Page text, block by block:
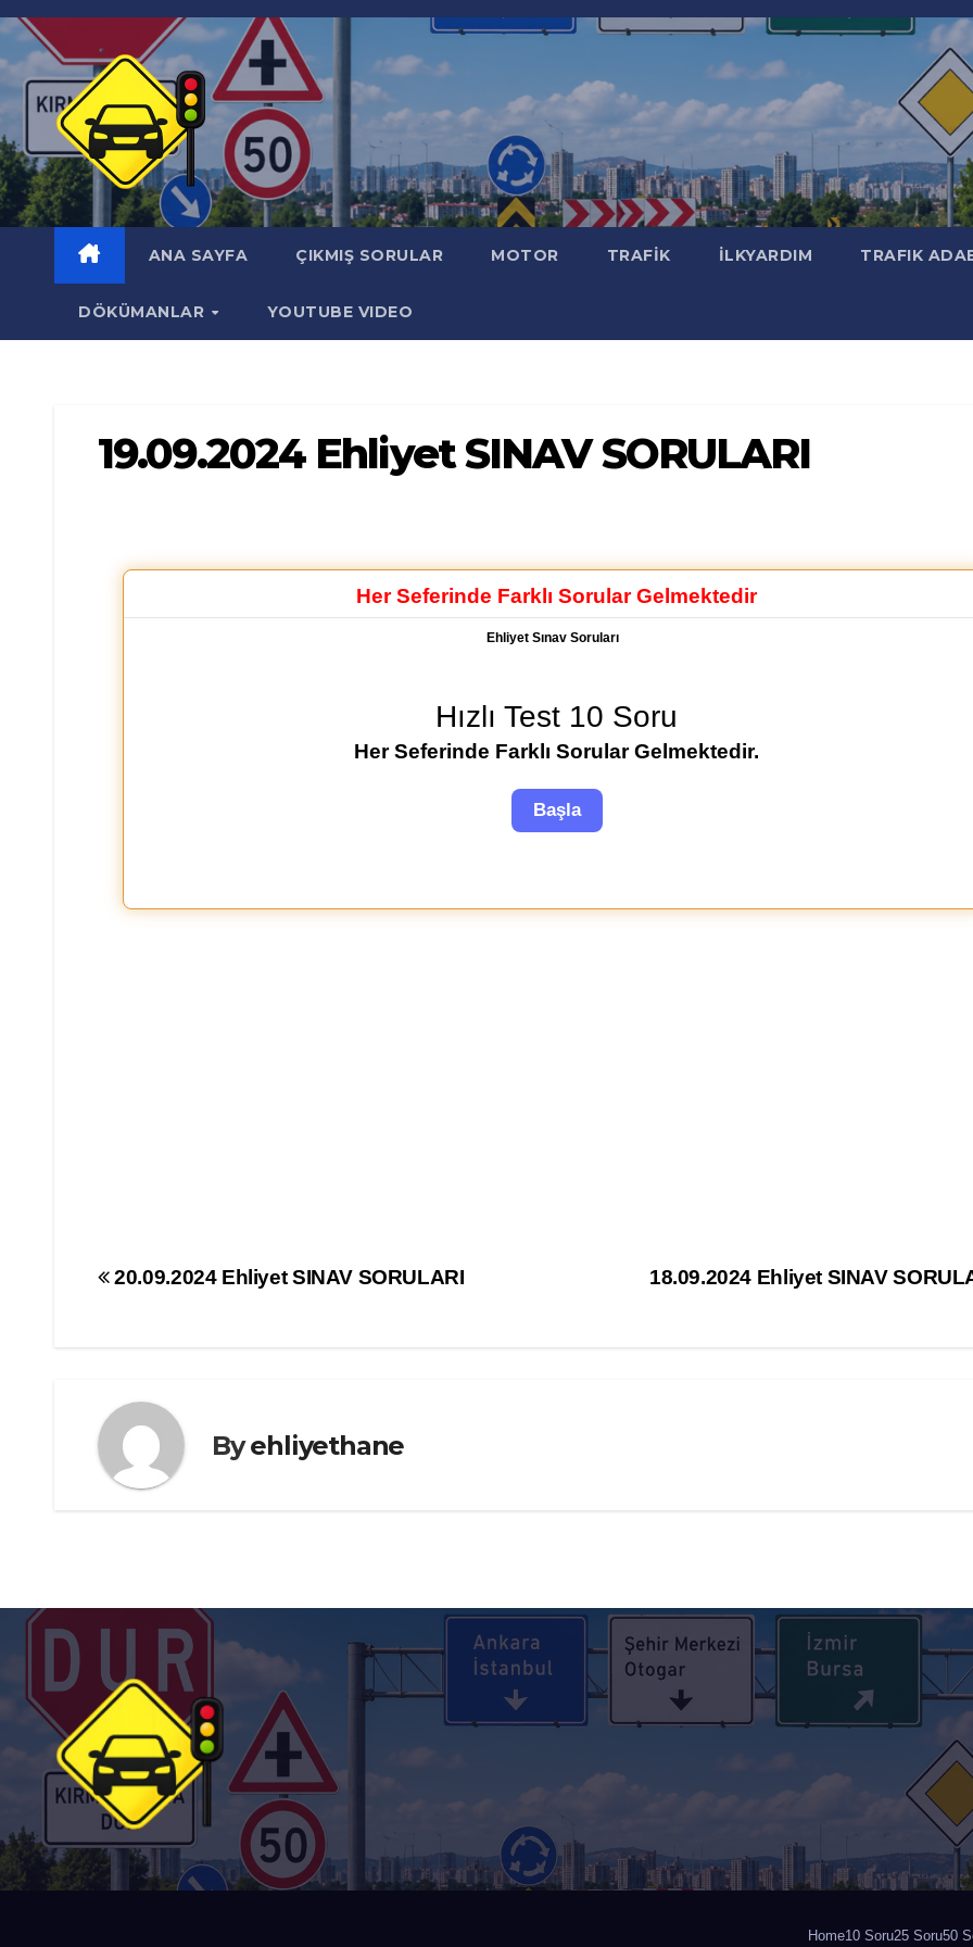
Skip
content
ANA SAYFA ÇIKMIŞ SORULAR MOTOR TRAFİK İLKYARDIM TRAFIK
DÖKÜMANLAR YOUTUBE VIDEO
19.09.2024 Ehliyet SINAV SORULARI
Her Seferinde Farklı Sorular Gelmektedir
Ehliyet Sınav Soruları
Hızlı Test 10 Soru
Her Seferinde Farklı Sorular Gelmektedir.
Yazı
18.09.2024 Ehliyet SINAV
20.09.2024 Ehliyet SINAV SORULARI
Byehliyethane
Home10 Soru25 Soru50